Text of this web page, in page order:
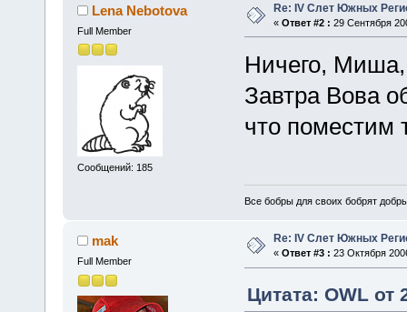
Lena Nebotova
Full Member
Сообщений: 185
Re: IV Слет Южных
« Ответ #2 : 29 Сентября
Ничего,
Завтра Вова
что поместим
Все бобры для своих бобрят
mak
Full Member
Re: IV Слет Южных
« Ответ #3 : 23 Октября
Цитата: OWL от